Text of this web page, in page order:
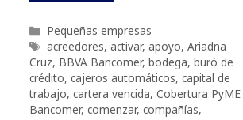
Categorías
Pequeñas empresas
Etiquetas
acreedores, activar, apoyo, Ariadna
Cruz, BBVA Bancomer, bodega, buró de
crédito, cajeros automáticos, capital de
trabajo, cartera vencida, Cobertura PyME
Bancomer, comenzar, compañías,